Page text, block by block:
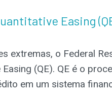
Easing
extremas, o Federal
Easing (QE). QE é o
em um sistema